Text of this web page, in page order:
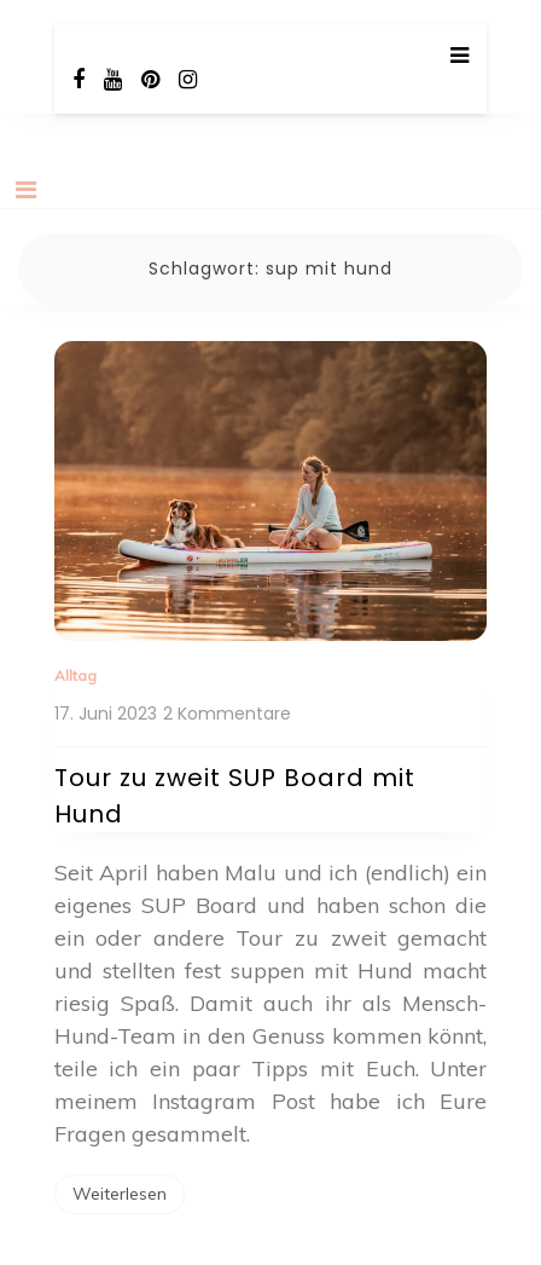
Schlagwort: sup mit hund
Alltag
17. Juni 2023 2 Kommentarezu
zu
zweit
mit
Tour zu zweit SUP Board mit
Hund
Seit April haben Malu und ich (endlich) ein
eigenes SUP Board und haben schon die
ein oder andere Tour zu zweit gemacht
und stellten fest suppen mit Hund macht
riesig Spaß. Damit auch ihr als Mensch-
Hund-Team in den Genuss kommen könnt,
teile ich ein paar Tipps mit Euch. Unter
meinem Instagram Post habe ich Eure
Fragen gesammelt.
Weiterlesen